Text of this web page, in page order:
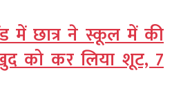
में छात्र ने स्कूल में की
को कर लिया शूट, 7